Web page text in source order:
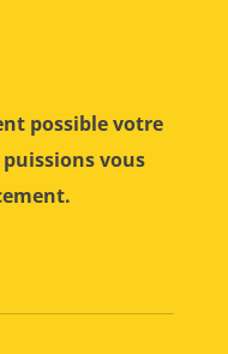
possible votre
vous